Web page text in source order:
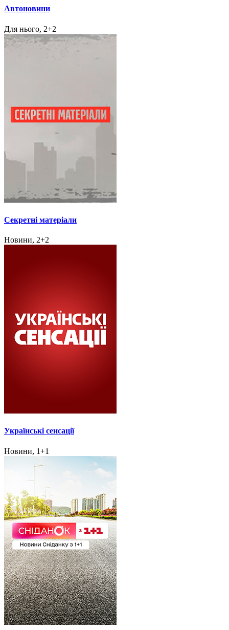
Автоновини
Для нього, 2+2
Секретні матеріали
Новини, 2+2
Українські сенсації
Новини, 1+1